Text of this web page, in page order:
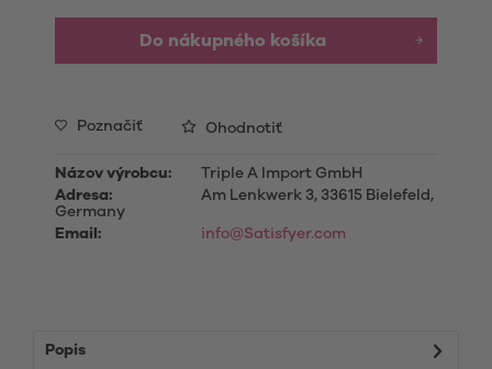
Do nákupného košíka
Poznačiť Ohodnotiť
Názov výrobcu:
Triple A Import GmbH
Adresa:
Am Lenkwerk 3, 33615 Bielefeld,
Germany
Email:
info@Satisfyer.com
Popis